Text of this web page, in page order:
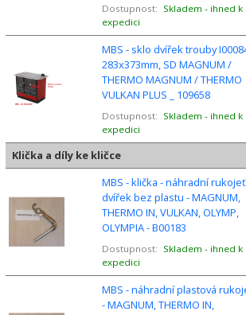
Dostupnost: Skladem - ihned k
expedici
MBS - sklo dvířek trouby
283x373mm, SD MAGNUM /
THERMO MAGNUM / THERMO
VULKAN PLUS _ 109658
Dostupnost: Skladem - ihned k
expedici
Klička a díly ke kličce
MBS - klička - náhradní rukojeť
dvířek bez plastu - MAGNUM,
THERMO IN, VULKAN, OLYMP,
OLYMPIA - B00183
Dostupnost: Skladem - ihned k
expedici
MBS - náhradní plastová
- MAGNUM, THERMO IN,